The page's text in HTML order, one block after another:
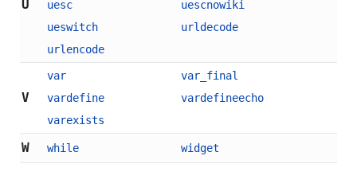
U
uesc
uescnowiki
ueswitch
urldecode
urlencode
V
var
var_final
vardefine
vardefineecho
varexists
W while widget